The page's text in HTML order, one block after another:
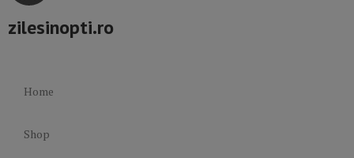
zilesinopti.ro
Home
Shop